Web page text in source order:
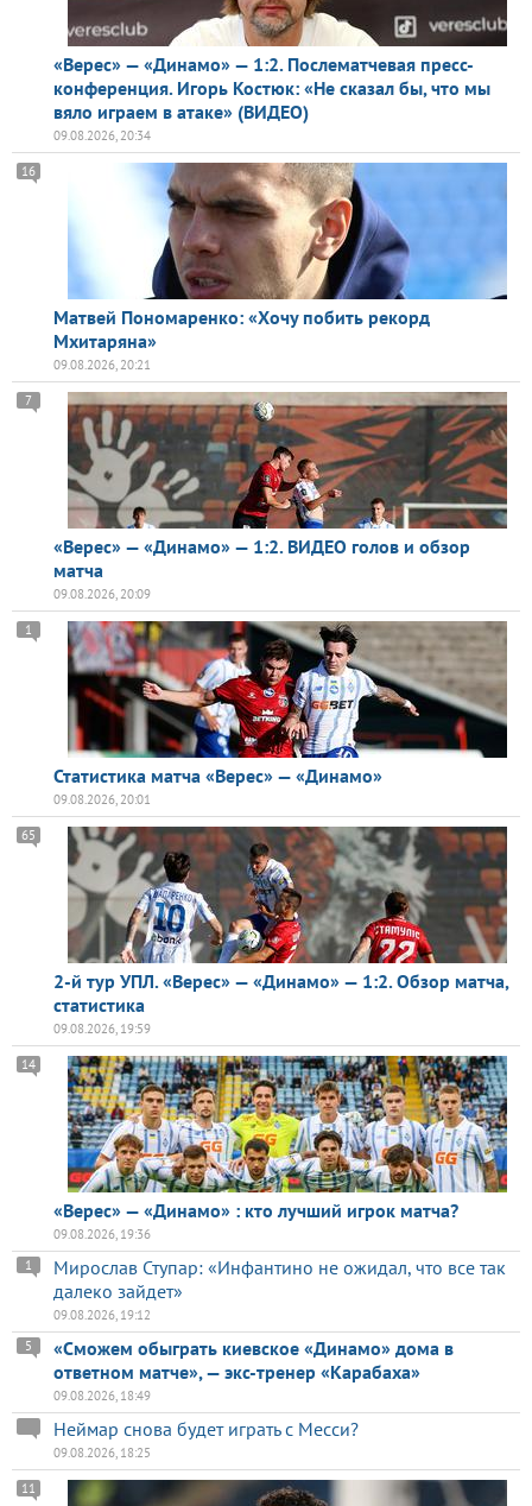
«Верес» — «Динамо» — 1:2. Послематчевая пресс-
конференция. Игорь Костюк: «Не сказал бы, что мы
вяло играем в атаке» (ВИДЕО)
09.08.2026, 20:34
Матвей Пономаренко: «Хочу побить рекорд
Мхитаряна»
16
09.08.2026, 20:21
«Верес» — «Динамо» — 1:2. ВИДЕО голов и обзор
матча
7
09.08.2026, 20:09
Статистика матча «Верес» — «Динамо»
1
09.08.2026, 20:01
2-й тур УПЛ. «Верес» — «Динамо» — 1:2. Обзор матча,
статистика
65
09.08.2026, 19:59
«Верес» — «Динамо» : кто лучший игрок матча?
14
09.08.2026, 19:36
Мирослав Ступар: «Инфантино не ожидал, что все так
далеко зайдет»
1
09.08.2026, 19:12
«Сможем обыграть киевское «Динамо» дома в
ответном матче», — экс-тренер «Карабаха»
5
09.08.2026, 18:49
Неймар снова будет играть с Месси?
09.08.2026, 18:25
11